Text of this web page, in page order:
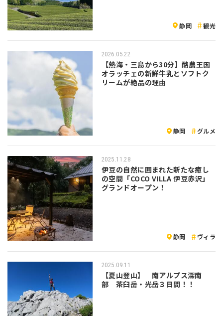
静岡 観光
2026.05.22
【熱海・三島から30分】酪農王国
オラッチェの新鮮牛乳とソフトク
リームが絶品の理由
静岡 グルメ
2025.11.28
伊豆の自然に囲まれた新たな癒し
の空間「COCO VILLA 伊豆赤沢」
グランドオープン！
静岡 ヴィラ
2025.09.11
【夏山登山】 南アルプス深南
部 茶臼岳・光岳３日間！！